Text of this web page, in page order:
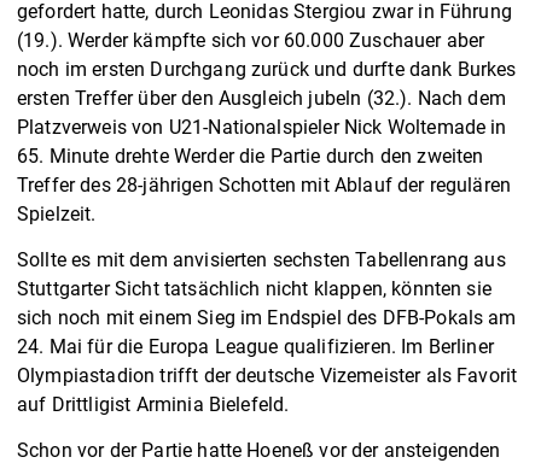
gefordert hatte, durch Leonidas Stergiou zwar in Führung
(19.). Werder kämpfte sich vor 60.000 Zuschauer aber
noch im ersten Durchgang zurück und durfte dank Burkes
ersten Treffer über den Ausgleich jubeln (32.). Nach dem
Platzverweis von U21-Nationalspieler Nick Woltemade in
65. Minute drehte Werder die Partie durch den zweiten
Treffer des 28-jährigen Schotten mit Ablauf der regulären
Spielzeit.
Sollte es mit dem anvisierten sechsten Tabellenrang aus
Stuttgarter Sicht tatsächlich nicht klappen, könnten sie
sich noch mit einem Sieg im Endspiel des DFB-Pokals am
24. Mai für die Europa League qualifizieren. Im Berliner
Olympiastadion trifft der deutsche Vizemeister als Favorit
auf Drittligist Arminia Bielefeld.
Schon vor der Partie hatte Hoeneß vor der ansteigenden